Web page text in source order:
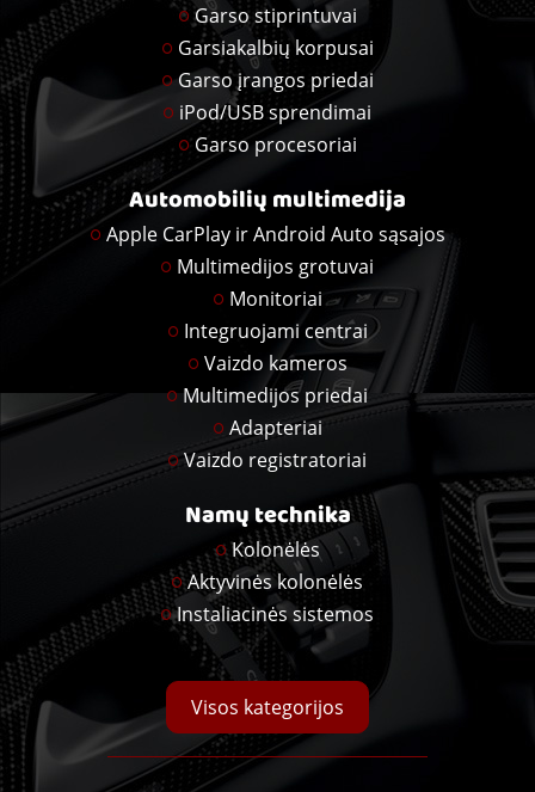
Garso stiprintuvai
Garsiakalbių korpusai
Garso įrangos priedai
iPod/USB sprendimai
Garso procesoriai
Automobilių multimedija
Apple CarPlay ir Android Auto sąsajos
Multimedijos grotuvai
Monitoriai
Integruojami centrai
Vaizdo kameros
Multimedijos priedai
Adapteriai
Vaizdo registratoriai
Namų technika
Kolonėlės
Aktyvinės kolonėlės
Instaliacinės sistemos
Visos kategorijos